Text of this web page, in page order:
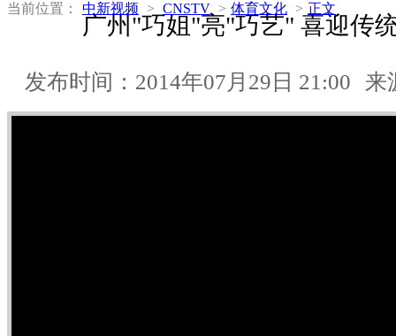
当前位置： 中新视频 > CNSTV > 体育文化 > 正文
广州"巧姐"亮"巧艺" 喜迎传
发布时间：2014年07月29日 21:00 来